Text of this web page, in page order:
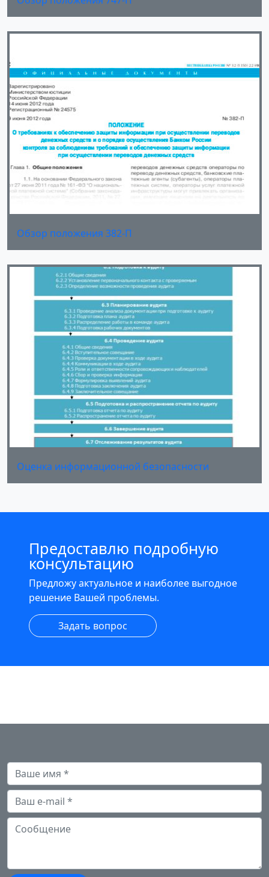
Обзор положения 382-П
Оценка информационной безопасности
Предоставлю подробную
консультацию
Предложу актуальное и наиболее выгодное
решение Вашей проблемы.
Задать вопрос